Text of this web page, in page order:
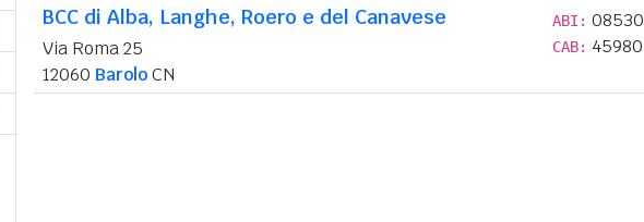
BCC di Alba, Langhe, Roero e del Canavese
Via Roma 25
12060 BaroloCN
ABI: 08530
CAB: 45980